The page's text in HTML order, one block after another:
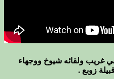
غريب ولقائه شيوخ ووجهاء
زوبع .